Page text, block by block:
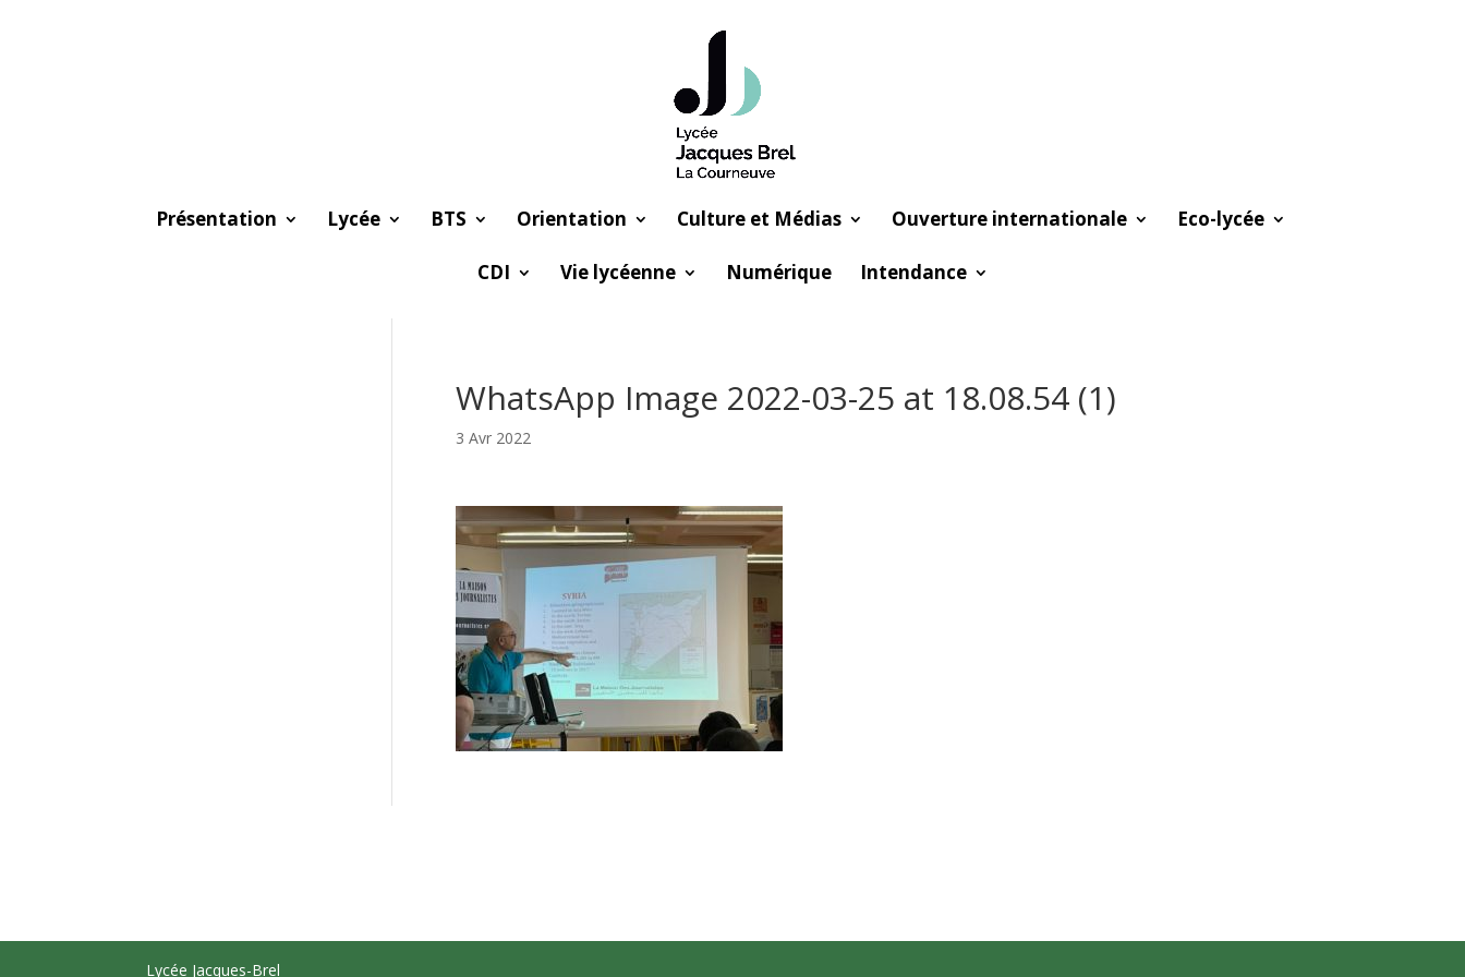
Présentation Lycée BTS Orientation Culture et Médias Ouverture internationale Eco-lycée
CDI Vie lycéenne Numérique Intendance
WhatsApp Image 2022-03-25 at 18.08.54 (1)
3 Avr 2022
Lycée Jacques-Brel